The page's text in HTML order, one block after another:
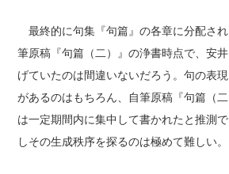
最終的に句集『句篇』の各章に分配さ
筆原稿『句篇（二）』の浄書時点で、安
げていたのは間違いないだろう。句の表
があるのはもちろん、自筆原稿『句篇（
は一定期間内に集中して書かれたと推測
しその生成秩序を探るのは極めて難しい。